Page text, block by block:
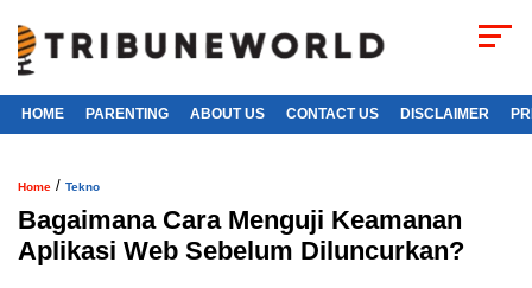
HOME PARENTING ABOUT US CONTACT US DISCLAIMER
Home / Tekno
Bagaimana Cara Menguji Keamanan
Aplikasi Web Sebelum Diluncurkan?